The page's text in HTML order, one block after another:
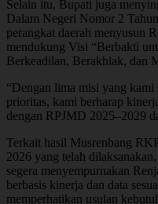
Selain itu, Bupati juga
Dalam Negeri Nomor 2
perangkat daerah menyusun
mendukung Visi “Berbakti
Berkeadilan, Berakhlak, dan
“Dengan lima misi yang kami
prioritas, kami berharap
dengan RPJMD 2025–2029
Terkait hasil Musrenbang
2026 yang telah
segera menyempurnakan
berbasis kinerja dan data
memperhatikan usulan